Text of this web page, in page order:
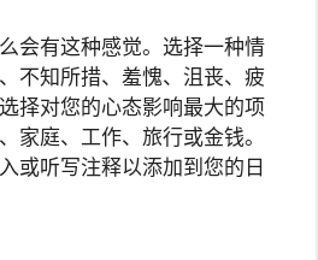
会有这种感觉。选择一种情
不知所措、羞愧、沮丧、疲
择对您的心态影响最大的项
家庭、工作、旅行或金钱。
或听写注释以添加到您的日